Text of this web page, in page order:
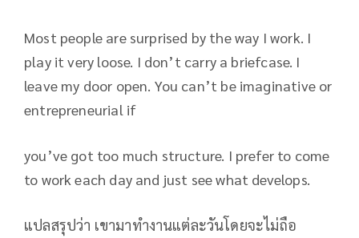
Most people are surprised by the way I work. I
play it very loose. I don’t carry a briefcase. I
leave my door open. You can’t be imaginative or
entrepreneurial if
you’ve got too much structure. I prefer to come
to work each day and just see what develops.
แปลสรุปว่า เขามาทำงานแต่ละวันโดยจะไม่ถือ